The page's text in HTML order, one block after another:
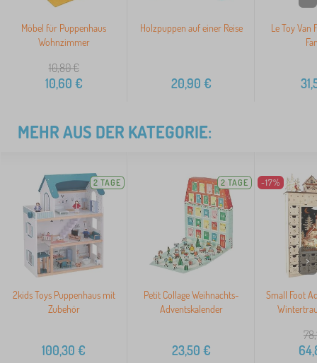
Möbel für Puppenhaus
Wohnzimmer
10,80€
10,60 €
Holzpuppen auf einer Reise
20,90 €
Le Toy Van
MEHR AUS DER KATEGORIE:
2 TAGE
2kids Toys Puppenhaus mit
Zubehör
100,30 €
2 TAGE
Petit Collage Weihnachts-
Adventskalender
23,50 €
-17%
Small Foot
>